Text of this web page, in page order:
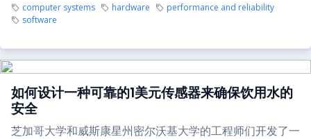
computer systems hardware
performance and reliability
software
如何设计一种可靠的1美元传感器来确保饮用水的
安全
芝加哥大学和威斯康星州密尔沃基大学的工程师们开发了一